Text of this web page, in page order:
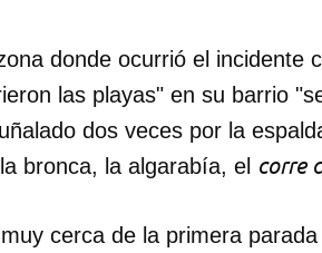
donde ocurrió el incidente
las playas" en su barrio
dos veces por la
bronca, la algarabía, el corre
cerca de la primera